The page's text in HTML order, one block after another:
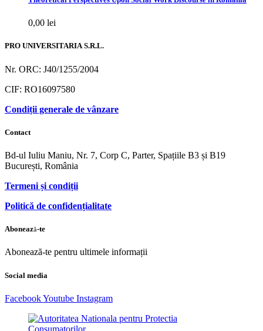
0,00 lei
PRO UNIVERSITARIA S.R.L.
Nr. ORC: J40/1255/2004
CIF: RO16097580
Condiții generale de vânzare
Contact
Bd-ul Iuliu Maniu, Nr. 7, Corp C, Parter, Spațiile B3 și B19
București, România
Termeni și condiții
Politică de confidențialitate
Abonează-te
Abonează-te pentru ultimele informații
Social media
FacebookYoutube Instagram